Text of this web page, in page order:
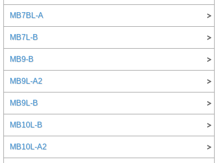
MB7BL-A
MB7L-B
MB9-B
MB9L-A2
MB9L-B
MB10L-B
MB10L-A2